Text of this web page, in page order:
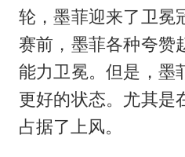
轮，墨菲迎来了卫冕
赛前，墨菲各种夸赞
能力卫冕。但是，墨
更好的状态。尤其是
占据了上风。